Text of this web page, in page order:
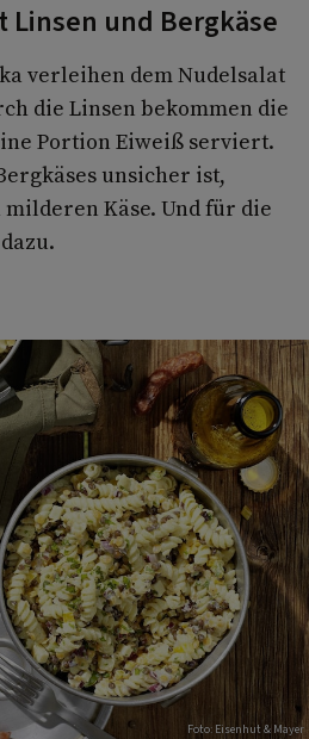
und Bergkäse
verleihen dem Nudelsalat
die Linsen bekommen die
Portion Eiweiß serviert.
unsicher ist,
Käse. Und für die
Foto: Eisenhut & Mayer